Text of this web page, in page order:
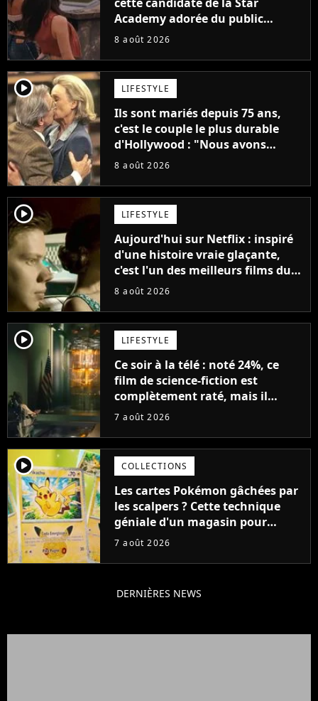
Academy adorée du public
annonce son premier album,
8 août 2026
player2 LIFESTYLE
Ils sont mariés depuis 75 ans,
c'est le couple le plus durable
d'Hollywood : "Nous avons
avancé jour après jour, et les
décennies"
8 août 2026
player2 LIFESTYLE
Aujourd'hui sur Netflix : inspiré
d'une histoire vraie glaçante,
c'est l'un des meilleurs films du
21ème siècle
8 août 2026
player2 LIFESTYLE
Ce soir à la télé : noté 24%, ce
film de science-fiction est
complètement raté, mais il
aurait pu être encore pire à
7 août 2026
player2 COLLECTIONS
Les cartes Pokémon gâchées par
les scalpers ? Cette technique
géniale d'un magasin pour
ruiner les revendeurs
7 août 2026
DERNIÈRES NEWS